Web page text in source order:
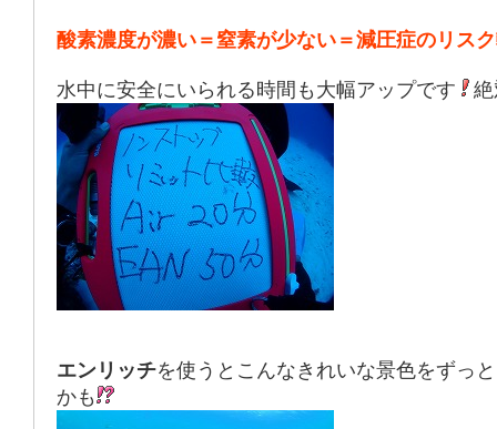
酸素濃度が濃い＝窒素が少ない＝減圧症のリス
水中に安全にいられる時間も大幅アップです
エンリッチを使うとこんなきれいな景色をずっ
かも